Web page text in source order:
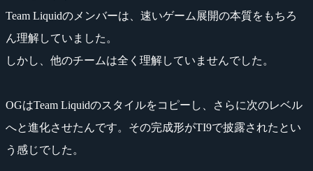
Team Liquidのメンバーは、速いゲーム展開の本質をもちろ
ん理解していました。
しかし、他のチームは全く理解していませんでした。
OGはTeam Liquidのスタイルをコピーし、さらに次のレベル
へと進化させたんです。その完成形がTI9で披露されたとい
う感じでした。